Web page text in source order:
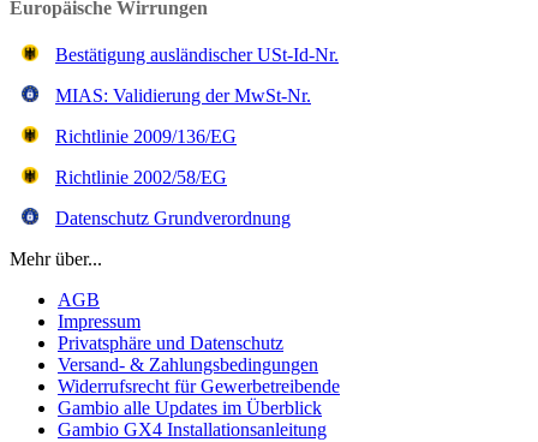
Europäische Wirrungen
Bestätigung ausländischer USt-Id-Nr.
MIAS: Validierung der MwSt-Nr.
Richtlinie 2009/136/EG
Richtlinie 2002/58/EG
Datenschutz Grundverordnung
Mehr über...
AGB
Impressum
Privatsphäre und Datenschutz
Versand- & Zahlungsbedingungen
Widerrufsrecht für Gewerbetreibende
Gambio alle Updates im Überblick
Gambio GX4 Installationsanleitung